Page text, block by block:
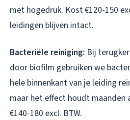
met hogedruk. Kost €120-150
leidingen blijven intact.
Bacteriële reiniging: Bij
door biofilm gebruiken we
hele binnenkant van je leiding
maar het effect houdt maanden
€140-180 excl. BTW.